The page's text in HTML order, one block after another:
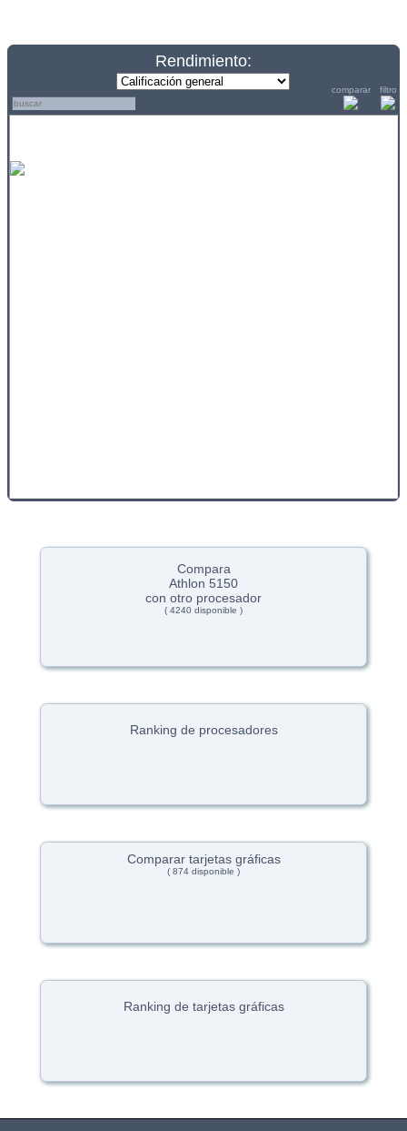
Rendimiento:
comparar filtro
Compara
Athlon 5150
con otro procesador
( 4240 disponible )
Ranking de procesadores
Comparar tarjetas gráficas
( 874 disponible )
Ranking de tarjetas gráficas